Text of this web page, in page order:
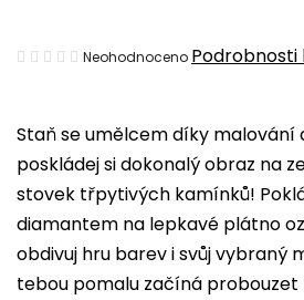
Staň se umělcem díky malování
poskládej si dokonalý obraz na
stovek třpytivých kamínků!
diamantem na lepkavé plátno
obdivuj hru barev i svůj vybraný
tebou pomalu začíná probouzet
Průměrné
je
0,0
z
5
hvězdiček.
Neohodnoceno